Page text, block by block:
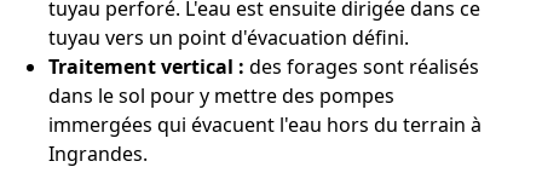
tuyau perforé. L'eau est ensuite dirigée dans ce
tuyau vers un point d'évacuation défini.
Traitement vertical : des forages sont réalisés
dans le sol pour y mettre des pompes
immergées qui évacuent l'eau hors du terrain à
Ingrandes.